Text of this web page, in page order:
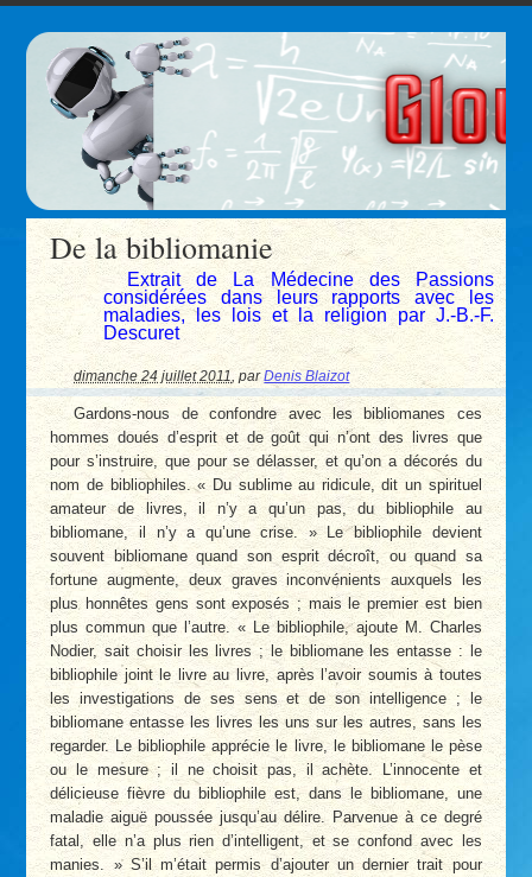
De la bibliomanie
Extrait de La Médecine des Passions
considérées dans leurs rapports avec les
maladies, les lois et la religion par J.-B.-F.
Descuret
dimanche 24 juillet 2011 ,parDenis Blaizot
Gardons-nous de confondre avec les bibliomanes ces
hommes doués d’esprit et de goût qui n’ont des livres que
pour s’instruire, que pour se délasser, et qu’on a décorés du
nom de bibliophiles. « Du sublime au ridicule, dit un spirituel
amateur de livres, il n’y a qu’un pas, du bibliophile au
bibliomane, il n’y a qu’une crise. » Le bibliophile devient
souvent bibliomane quand son esprit décroît, ou quand sa
fortune augmente, deux graves inconvénients auxquels les
plus honnêtes gens sont exposés ; mais le premier est bien
plus commun que l’autre. « Le bibliophile, ajoute M. Charles
Nodier, sait choisir les livres ; le bibliomane les entasse : le
bibliophile joint le livre au livre, après l’avoir soumis à toutes
les investigations de ses sens et de son intelligence ; le
bibliomane entasse les livres les uns sur les autres, sans les
regarder. Le bibliophile apprécie le livre, le bibliomane le pèse
ou le mesure ; il ne choisit pas, il achète. L’innocente et
délicieuse fièvre du bibliophile est, dans le bibliomane, une
maladie aiguë poussée jusqu’au délire. Parvenue à ce degré
fatal, elle n’a plus rien d’intelligent, et se confond avec les
manies. » S’il m’était permis d’ajouter un dernier trait pour